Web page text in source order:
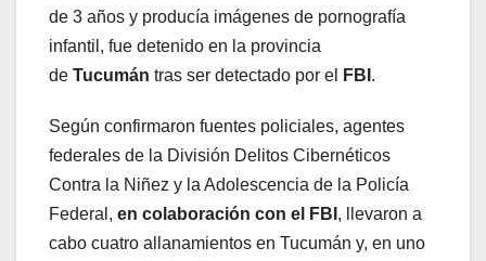
de 3 años y producía imágenes de pornografía
infantil, fue detenido en la provincia
de Tucumán tras ser detectado por el FBI .
Según confirmaron fuentes policiales, agentes
federales de la División Delitos Cibernéticos
Contra la Niñez y la Adolescencia de la Policía
Federal, en colaboración con el FBI , llevaron a
cabo cuatro allanamientos en Tucumán y, en uno